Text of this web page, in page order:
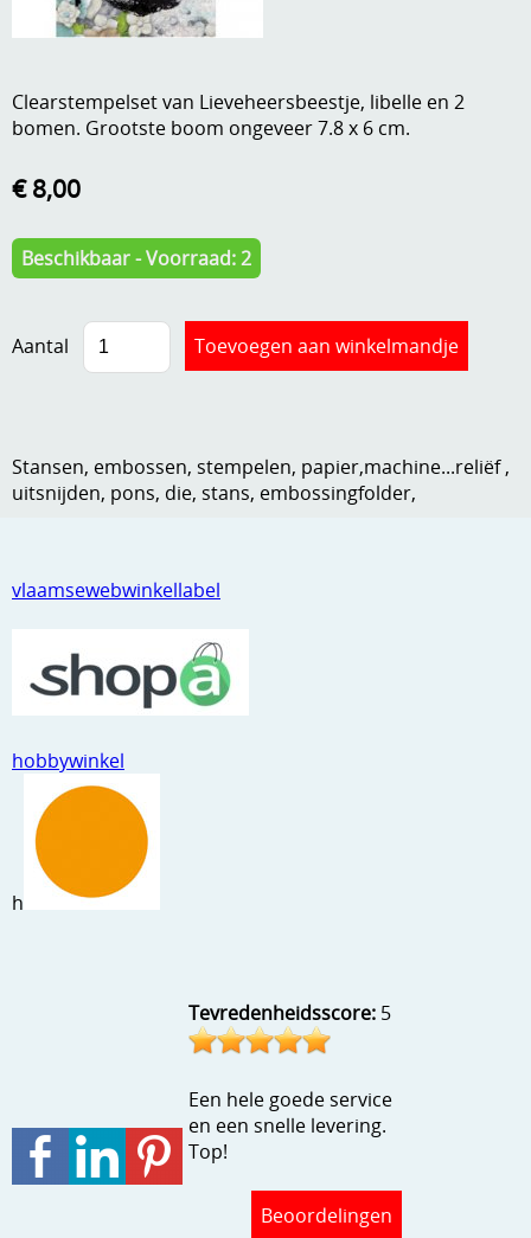
Handige extra's
Hout , MDF, kartonmateriaal, steen
Kneedmateriaal
Knipvellen
Merken
Ponsen
Snijmaterialen
Stans machine en embossing machines
Template, mask, stencils, grids
Wat nog, een creatief kijkje
vlaamsewebwinkellabel
hobbywinkel
h
Tevredenheidsscore: 5
Een hele goede service
en een snelle levering.
Top!
Beoordelingen
Clearstempelset van Lieveheersbeestje, libelle en 2
bomen. Grootste boom ongeveer 7.8 x 6 cm.
€ 8,00
Beschikbaar - Voorraad: 2
Aantal
Stansen, embossen, stempelen, papier,machine...reliëf ,
uitsnijden, pons, die, stans, embossingfolder,